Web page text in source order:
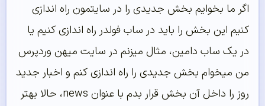
اگر ما بخوایم بخش جدیدی را در سایتمون راه اندازی
کنیم این بخش را باید در ساب فولدر راه اندازی کنیم یا
در یک ساب دامین، مثال میزنم در سایت میهن وردپرس
من میخوام بخش جدیدی را راه اندازی کنم و اخبار جدید
روز را داخل آن بخش قرار بدم با عنوان news، حالا بهتر